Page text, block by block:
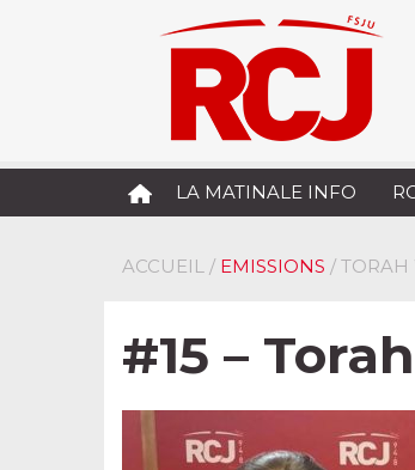
LA MATINALE INFO
ACCUEIL / EMISSIONS / TORAH
#15 –